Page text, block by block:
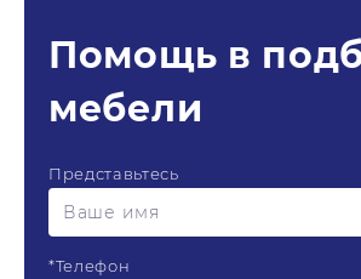
Помощь в
мебели
Представьтесь
*Телефон